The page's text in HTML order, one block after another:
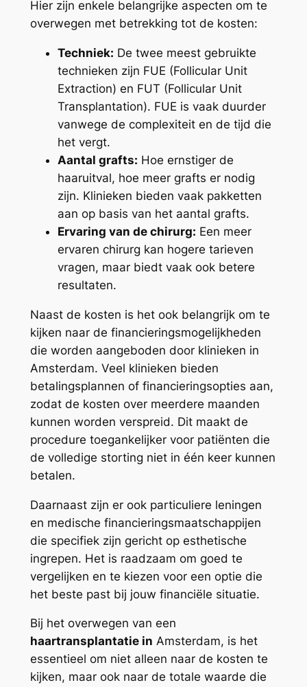
Hier zijn enkele belangrijke aspecten om te
overwegen met betrekking tot de kosten:
Techniek: De twee meest gebruikte
technieken zijn FUE (Follicular Unit
Extraction) en FUT (Follicular Unit
Transplantation). FUE is vaak duurder
vanwege de complexiteit en de tijd die
het vergt.
Aantal grafts: Hoe ernstiger de
haaruitval, hoe meer grafts er nodig
zijn. Klinieken bieden vaak pakketten
aan op basis van het aantal grafts.
Ervaring van de chirurg: Een meer
ervaren chirurg kan hogere tarieven
vragen, maar biedt vaak ook betere
resultaten.
Naast de kosten is het ook belangrijk om te
kijken naar de financieringsmogelijkheden
die worden aangeboden door klinieken in
Amsterdam. Veel klinieken bieden
betalingsplannen of financieringsopties aan,
zodat de kosten over meerdere maanden
kunnen worden verspreid. Dit maakt de
procedure toegankelijker voor patiënten die
de volledige storting niet in één keer kunnen
betalen.
Daarnaast zijn er ook particuliere leningen
en medische financieringsmaatschappijen
die specifiek zijn gericht op esthetische
ingrepen. Het is raadzaam om goed te
vergelijken en te kiezen voor een optie die
het beste past bij jouw financiële situatie.
Bij het overwegen van een
haartransplantatie in Amsterdam, is het
essentieel om niet alleen naar de kosten te
kijken, maar ook naar de totale waarde die